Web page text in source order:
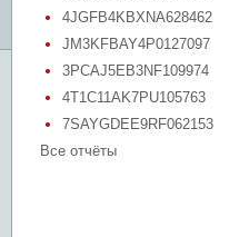
4JGFB4KBXNA628462
JM3KFBAY4P0127097
3PCAJ5EB3NF109974
4T1C11AK7PU105763
7SAYGDEE9RF062153
Все отчёты